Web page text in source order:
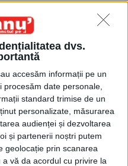
dvs.
accesăm informații pe un
date personale,
standard trimise de un
personalizate, măsurarea
audienței și dezvoltarea
și partenerii noștri putem
geolocație prin scanarea
vă da acordul cu privire la
aur